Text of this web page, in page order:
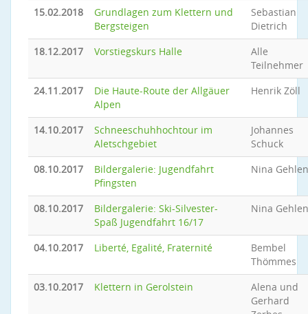
15.02.2018
Grundlagen zum Klettern und
Bergsteigen
Sebastian
Dietrich
18.12.2017
Vorstiegskurs Halle
Alle
Teilnehmer
24.11.2017
Die Haute-Route der Allgäuer
Alpen
Henrik Zöll
14.10.2017
Schneeschuhhochtour im
Aletschgebiet
Johannes
Schuck
08.10.2017
Bildergalerie: Jugendfahrt
Pfingsten
Nina Gehlen
08.10.2017
Bildergalerie: Ski-Silvester-
Spaß Jugendfahrt 16/17
Nina Gehlen
04.10.2017 Liberté, Egalité, Fraternité
Bembel
Thömmes
03.10.2017
Klettern in Gerolstein
Alena und
Gerhard